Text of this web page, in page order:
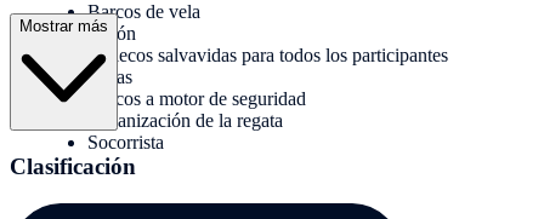
Barcos de vela
patrón
chalecos salvavidas para todos los participantes
boyas
Barcos a motor de seguridad
Organización de la regata
Socorrista
Mostrar más
Clasificación